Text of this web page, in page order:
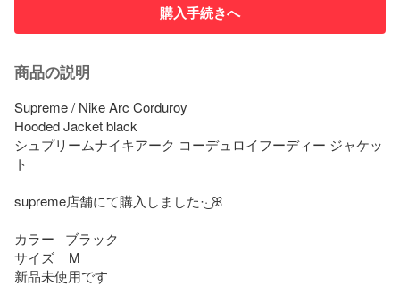
購入手続きへ
商品の説明
Supreme / Nike Arc Corduroy
Hooded Jacket black
シュプリームナイキアーク コーデュロイフーディー ジャケッ
ト
supreme店舗にて購入しました·͜· ꕤ︎︎
カラー   ブラック
サイズ    M
新品未使用です